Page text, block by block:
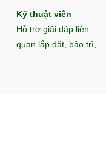
Kỹ thuật viên
Hỗ trợ giải đáp liên
quan lắp đặt, bảo trì,...